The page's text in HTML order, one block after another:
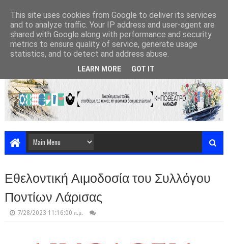
Εθελοντική Αιμοδοσία του Συλλόγου
Ποντίων Λάρισας
7/28/2023 11:16:00 π.μ.
This site uses cookies from Google to deliver its services
and to analyze traffic. Your IP address and user-agent are
shared with Google along with performance and security
metrics to ensure quality of service, generate usage
statistics, and to detect and address abuse.
LEARN MORE GOT IT